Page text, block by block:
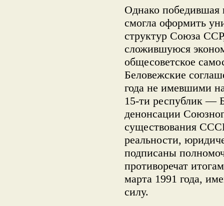
Однако
смогла оформить
структур Союза
сложившуюся
общесоветское
Беловежские
года не имевшими
15-ти республик —
денонсации
существования
реальности,
подписаны
противоречат
марта 1991 года,
силу.